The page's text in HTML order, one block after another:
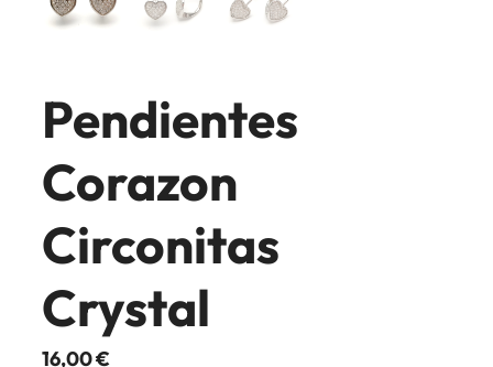
Pendientes
Corazon
Circonitas
Crystal
16,00€